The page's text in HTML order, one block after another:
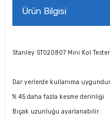
Ürün Bilgisi
Stanley ST020807 Mini Kol
Dar yerlerde kullanıma uygundur
% 45 daha fazla kesme derinliği
Bıçak uzunluğu ayarlanabilir